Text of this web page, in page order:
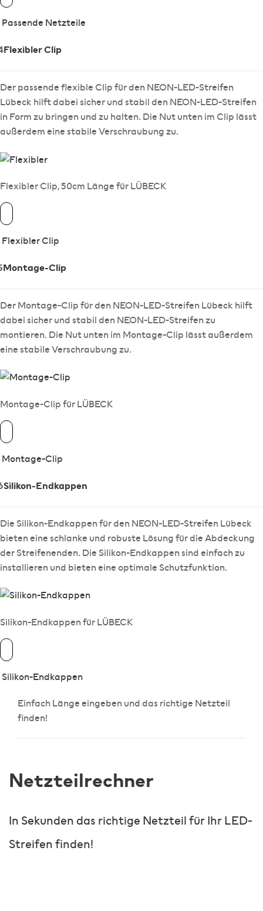
Passende Netzteile
Flexibler Clip
Der passende flexible Clip für den NEON-LED-Streifen
Lübeck hilft dabei sicher und stabil den NEON-LED-Streifen
in Form zu bringen und zu halten. Die Nut unten im Clip lässt
außerdem eine stabile Verschraubung zu.
Flexibler Clip, 50cm Länge für LÜBECK
Flexibler Clip
Montage-Clip
Der Montage-Clip für den NEON-LED-Streifen Lübeck hilft
dabei sicher und stabil den NEON-LED-Streifen zu
montieren. Die Nut unten im Montage-Clip lässt außerdem
eine stabile Verschraubung zu.
Montage-Clip für LÜBECK
Montage-Clip
Silikon-Endkappen
Die Silikon-Endkappen für den NEON-LED-Streifen Lübeck
bieten eine schlanke und robuste Lösung für die Abdeckung
der Streifenenden. Die Silikon-Endkappen sind einfach zu
installieren und bieten eine optimale Schutzfunktion.
Silikon-Endkappen für LÜBECK
Silikon-Endkappen
Einfach Länge eingeben und das richtige Netzteil
finden!
Netzteilrechner
In Sekunden das richtige Netzteil für Ihr LED-
Streifen finden!